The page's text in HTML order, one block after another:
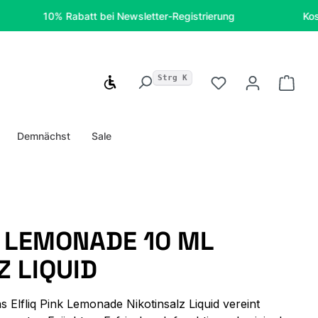
10% Rabatt bei Newsletter-Registrierung
Werkzeugleiste anzeigen
Strg K Du hast 0
Demnächst Sale
10 ML
LIQUID
Elfliq Pink Lemonade Nikotinsalz Liquid vereint